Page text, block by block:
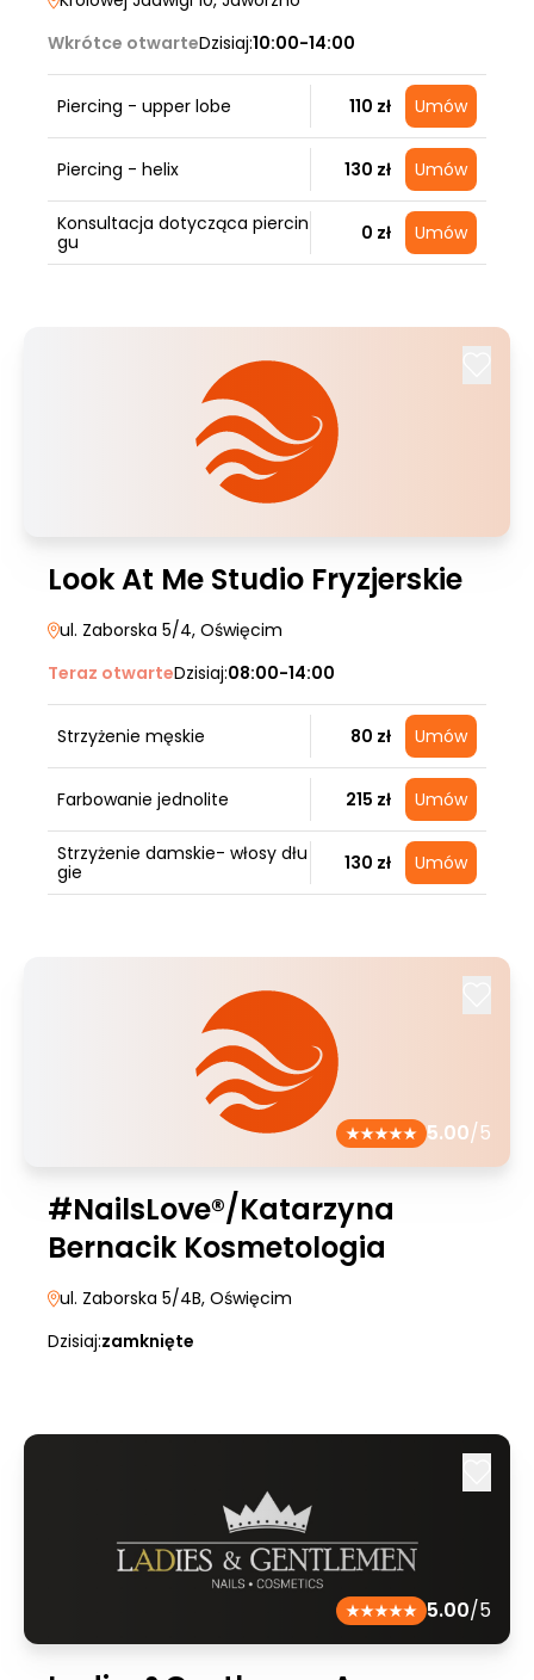
Wkrótce otwarteDzisiaj:10:00-14:00
Piercing - upper lobe 110 zł Umów
Piercing - helix 130 zł Umów
Konsultacja dotycząca piercin
gu
0 zł Umów
Look At Me Studio Fryzjerskie
ul. Zaborska 5/4, Oświęcim
Teraz otwarteDzisiaj:08:00-14:00
Strzyżenie męskie 80 zł Umów
Farbowanie jednolite 215 zł Umów
Strzyżenie damskie- włosy dłu
gie
130 zł Umów
5.00/5
#NailsLove®/Katarzyna
Bernacik Kosmetologia
ul. Zaborska 5/4B, Oświęcim
Dzisiaj:zamknięte
5.00/5